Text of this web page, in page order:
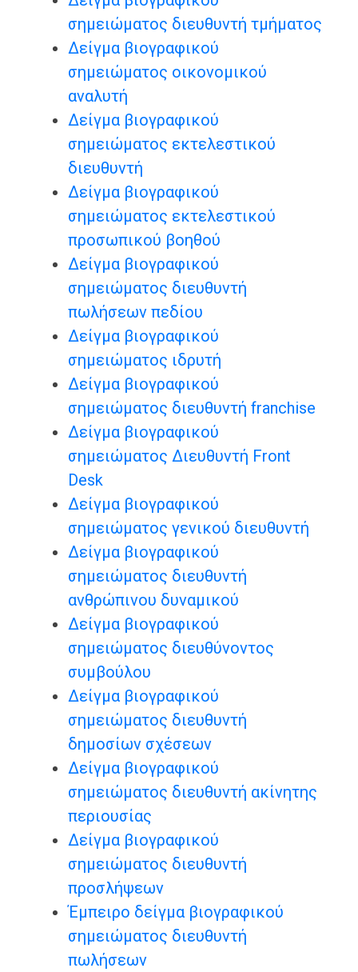
σημειώματος διευθυντή τμήματος
Δείγμα βιογραφικού
σημειώματος οικονομικού
αναλυτή
Δείγμα βιογραφικού
σημειώματος εκτελεστικού
διευθυντή
Δείγμα βιογραφικού
σημειώματος εκτελεστικού
προσωπικού βοηθού
Δείγμα βιογραφικού
σημειώματος διευθυντή
πωλήσεων πεδίου
Δείγμα βιογραφικού
σημειώματος ιδρυτή
Δείγμα βιογραφικού
σημειώματος διευθυντή franchise
Δείγμα βιογραφικού
σημειώματος Διευθυντή Front
Desk
Δείγμα βιογραφικού
σημειώματος γενικού διευθυντή
Δείγμα βιογραφικού
σημειώματος διευθυντή
ανθρώπινου δυναμικού
Δείγμα βιογραφικού
σημειώματος διευθύνοντος
συμβούλου
Δείγμα βιογραφικού
σημειώματος διευθυντή
δημοσίων σχέσεων
Δείγμα βιογραφικού
σημειώματος διευθυντή ακίνητης
περιουσίας
Δείγμα βιογραφικού
σημειώματος διευθυντή
προσλήψεων
Έμπειρο δείγμα βιογραφικού
σημειώματος διευθυντή
πωλήσεων